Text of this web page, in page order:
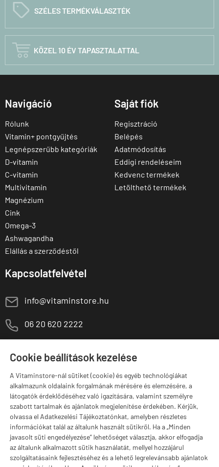
Cookie beállítások kezelése
A Vitaminstore-nál sütiket (cookie) és egyéb technológiákat
alkalmazunk oldalaink forgalmának mérésére és elemzésére, a
látogatók érdeklődéséhez való igazítására, valamint személyre
szabott tartalmak és ajánlatok megjelenítése érdekében. Kérjük,
olvassa el Adatkezelési Tájékoztatónkat, amelyben részletes
információkat talál az általunk használt sütikről. Ha a „Minden
javasolt süti engedélyezése” lehetőséget választja, akkor elfogadja
az általunk alkalmazott sütik használatát, mellyel hozzájárul
szolgáltatásaink fejlesztéséhez és a lehető legrelevánsabb ajánlatok
C SZÉLES TERMÉKVÁLASZTÉK
 KÖZEL 10 ÉV TAPASZTALATTAL
Navigáció
Rólunk
Vitamin+ pontgyűjtés
Legnépszerűbb kategóriák
D-vitamin
C-vitamin
Multivitamin
Magnézium
Cink
Omega-3
Ashwagandha
Elállás a szerződéstől
Saját fiók
Regisztráció
Belépés
Adatmódosítás
Eddigi rendeléseim
Kedvenc termékek
Letölthető termékek
Kapcsolatfelvétel
E info@vitaminstore.hu
M 06 20 620 2222
Szugló u. 83-85.
Márkák
Valuta választás